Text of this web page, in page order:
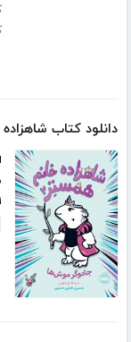
دانلود کتاب شاهزاده خانم